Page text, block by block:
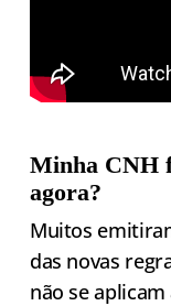
Minha CNH
agora?
Muitos
das novas
não se